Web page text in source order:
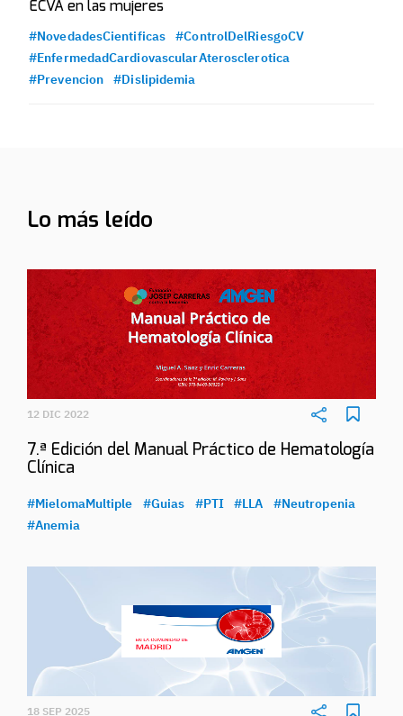
ECVA en las mujeres
#NovedadesCientificas
#ControlDelRiesgoCV
#EnfermedadCardiovascularAterosclerotica
#Prevencion
#Dislipidemia
Lo más leído
12 DIC 2022
7.ª Edición del Manual Práctico de Hematología
Clínica
#MielomaMultiple #Guias #PTI #LLA
#Neutropenia
#Anemia
18 SEP 2025